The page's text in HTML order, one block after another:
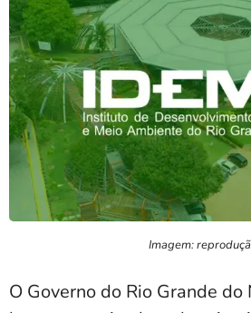
Imagem:
O Governo do Rio Grande